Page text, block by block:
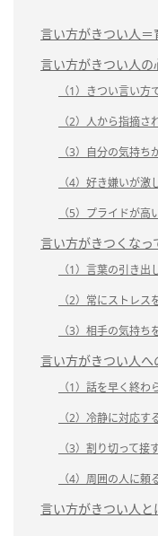
言い方がきつい人＝
言い方がきつい人の
（1）きつい言い
（2）人から指摘さ
（3）自分の気持ち
（4）好き嫌いが激
（5）プライドが高
言い方がきつくなっ
（1）言葉の引き出
（2）常にストレス
（3）相手の気持
言い方がきつい人へ
（1）話を早く終わ
（2）冷静に対応す
（3）割り切って接
（4）周囲の人に頼
言い方がきつい人